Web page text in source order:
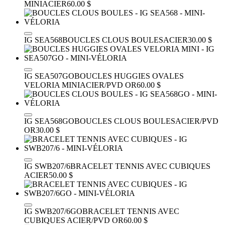
MINIACIER60.00 $
IG SEA568BOUCLES CLOUS BOULESACIER30.00 $
IG SEA507GOBOUCLES HUGGIES OVALES
VELORIA MINIACIER/PVD OR60.00 $
IG SEA568GOBOUCLES CLOUS BOULESACIER/PVD
OR30.00 $
IG SWB207/6BRACELET TENNIS AVEC CUBIQUES
ACIER50.00 $
IG SWB207/6GOBRACELET TENNIS AVEC
CUBIQUES ACIER/PVD OR60.00 $